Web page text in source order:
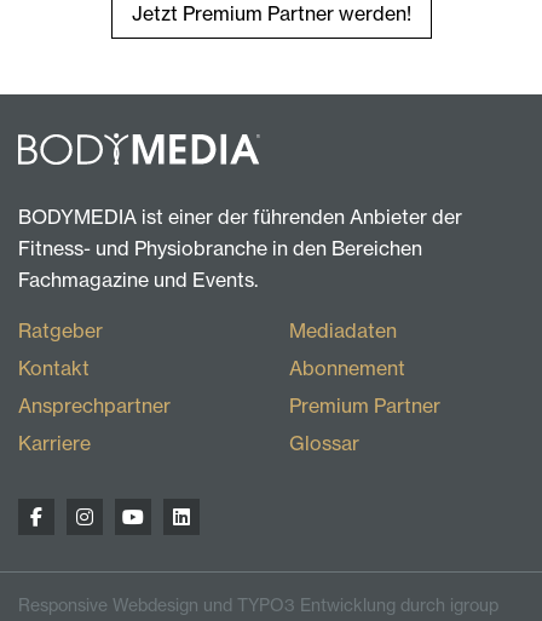
Jetzt Premium Partner werden!
BODYMEDIA ist einer der führenden Anbieter der
Fitness- und Physiobranche in den Bereichen
Fachmagazine und Events.
Ratgeber
Kontakt
Ansprechpartner
Karriere
Mediadaten
Abonnement
Premium Partner
Glossar
Responsive Webdesign und TYPO3 Entwicklung durch igroup